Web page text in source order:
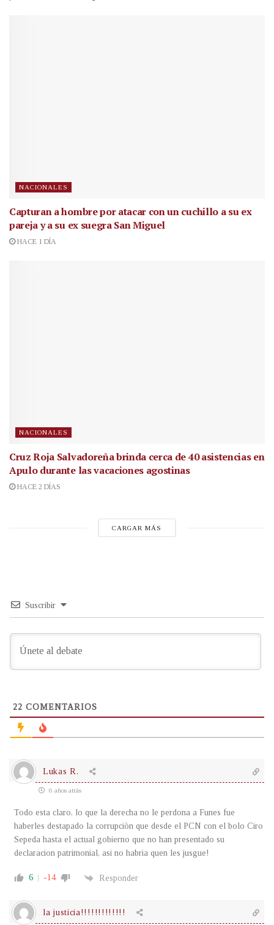
NACIONALES
Capturan a hombre por atacar con un cuchillo a su ex
pareja y a su ex suegra San Miguel
HACE 1 DÍA
NACIONALES
Cruz Roja Salvadoreña brinda cerca de 40 asistencias en
Apulo durante las vacaciones agostinas
HACE 2 DÍAS
CARGAR MÁS
Suscribir
22 COMENTARIOS
Lukas R.
6 años atrás
Todo esta claro, lo que la derecha no le perdona a Funes fue
haberles destapado la corrupciòn que desde el PCN con el bolo Ciro
Sepeda hasta el actual gobierno que no han presentado su
declaracion patrimonial, asi no habria quen les jusgue!
6 -14 Responder
la justicia!!!!!!!!!!!!!